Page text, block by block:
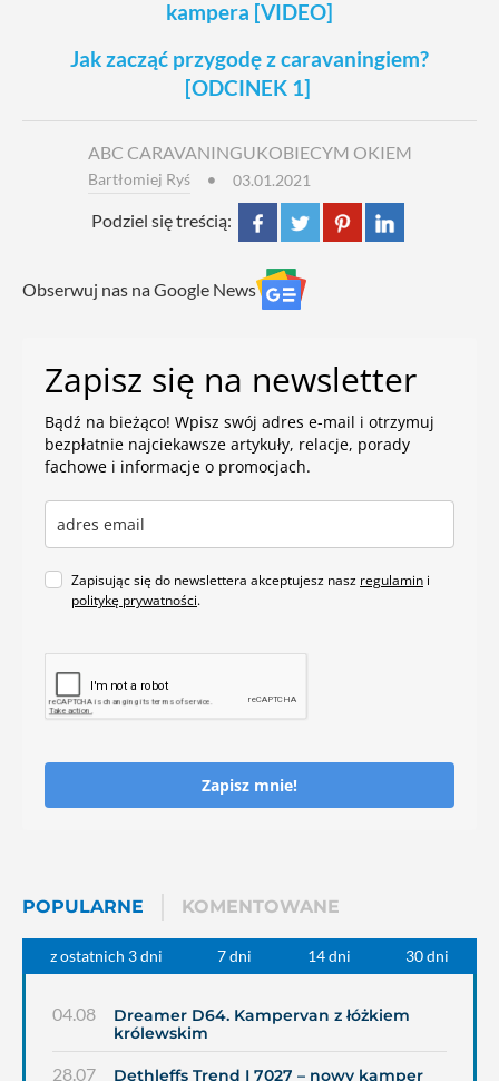
kampera [VIDEO]
Jak zacząć przygodę z caravaningiem?
[ODCINEK 1]
ABC CARAVANINGUKOBIECYM OKIEM
Bartłomiej Ryś 03.01.2021
Podziel się treścią:
Obserwuj nas na Google News
Zapisz się na newsletter
Bądź na bieżąco! Wpisz swój adres e-mail i otrzymuj
bezpłatnie najciekawsze artykuły, relacje, porady
fachowe i informacje o promocjach.
Zapisując się do newslettera akceptujesz nasz regulamin i
politykę prywatności.
Zapisz mnie!
POPULARNE KOMENTOWANE
z ostatnich 3 dni 7 dni 14 dni 30 dni
04.08
Dreamer D64. Kampervan z łóżkiem
królewskim
28.07 Dethleffs Trend I 7027 – nowy kamper